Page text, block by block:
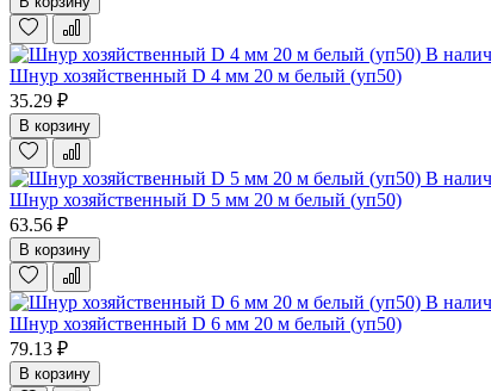
В
Шнур хозяйственный D 4 мм 20 м белый (уп50)
35.29 ₽
В корзину
В
Шнур хозяйственный D 5 мм 20 м белый (уп50)
63.56 ₽
В корзину
В
Шнур хозяйственный D 6 мм 20 м белый (уп50)
79.13 ₽
В корзину